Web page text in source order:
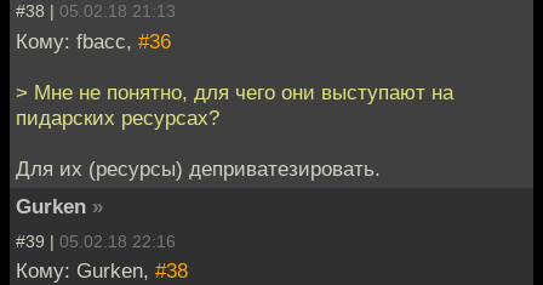
#38 | 05.02.18 21:13
Кому: fbacc, #36
> Мне не понятно, для чего они выступают на
пидарских ресурсах?
Для их (ресурсы) деприватезировать.
Gurken »
#39 | 05.02.18 22:16
Кому: Gurken, #38